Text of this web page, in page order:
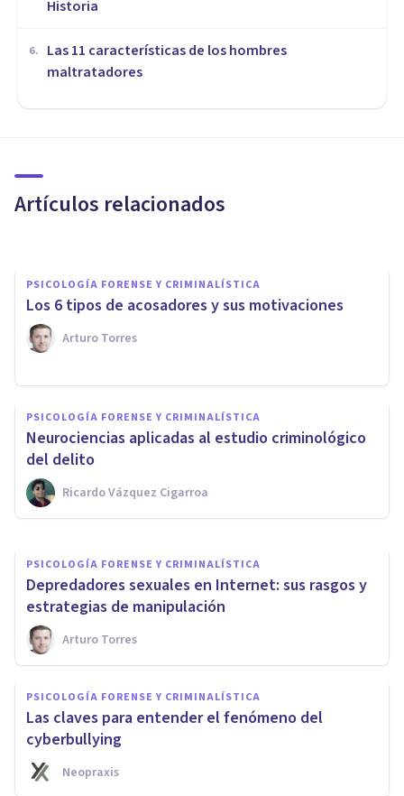
Historia
6.
Las 11 características de los hombres
maltratadores
Artículos relacionados
¿Qué es el informe pericial
conversaciones?
PSICOLOGÍA FORENSE Y CRIMINALÍSTICA
Los 6 tipos de acosadores y sus motivaciones
Arturo Torres
PSICOLOGÍA FORENSE Y CRIMINALÍSTICA
​Neurociencias aplicadas al estudio criminológico
del delito
Ricardo Vázquez Cigarroa
Doxing: una nueva forma de
acoso por Internet que se ceba
con las mujeres
Arturo Torres
PSICOLOGÍA FORENSE Y CRIMINALÍSTICA
Depredadores sexuales en Internet: sus rasgos y
estrategias de manipulación
Arturo Torres
PSICOLOGÍA FORENSE Y CRIMINALÍSTICA
Las claves para entender el fenómeno del
cyberbullying
Neopraxis